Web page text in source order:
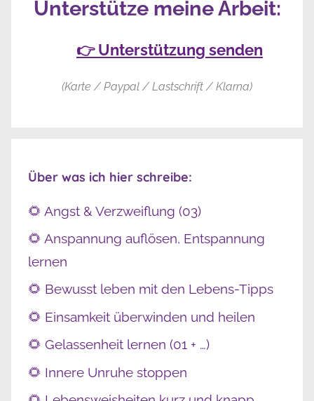
Unterstütze meine Arbeit:
👉 Unterstützung senden
(Karte / Paypal / Lastschrift / Klarna)
Über was ich hier schreibe:
🌻 Angst & Verzweiflung (03)
🌻 Anspannung auflösen, Entspannung
lernen
🌻 Bewusst leben mit den Lebens-Tipps
🌻 Einsamkeit überwinden und heilen
🌻 Gelassenheit lernen (01 + …)
🌻 Innere Unruhe stoppen